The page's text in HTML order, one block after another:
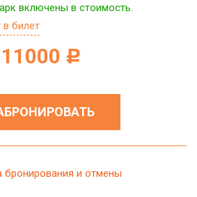
включены в стоимость.
в билет
11000 c
бронирования и отмены